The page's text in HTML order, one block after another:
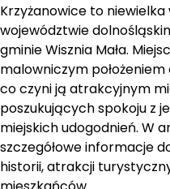
Krzyżanowice to niewielka
województwie
gminie Wisznia Mała.
malowniczym
co czyni ją atrakcyjnym
poszukujących spokoju z
miejskich udogodnień. W
szczegółowe informacje
historii, atrakcji